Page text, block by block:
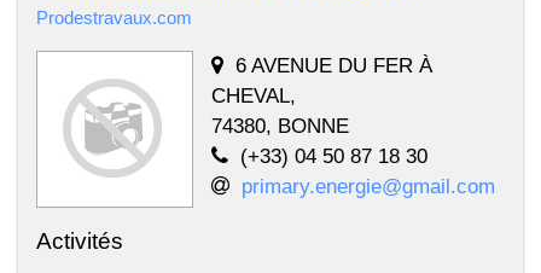
Prodestravaux.com
6 AVENUE DU FER À
CHEVAL,
74380, BONNE
(+33) 04 50 87 18 30
primary.energie@gmail.com
Activités